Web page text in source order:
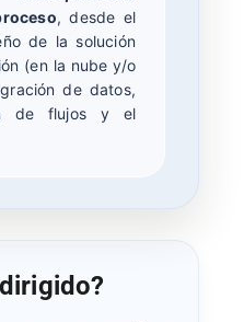
, desde el
de la solución
(en la nube y/o
de datos,
de flujos y el